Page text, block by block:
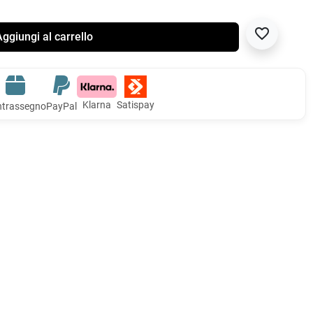
al carrello favorite_border
PayPal Klarna Satispay